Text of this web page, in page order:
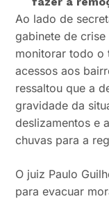
Ao lado de
gabinete de
monitorar todo o
acessos aos
ressaltou que a
gravidade da
deslizamentos e
chuvas para a
O juiz Paulo
para evacuar